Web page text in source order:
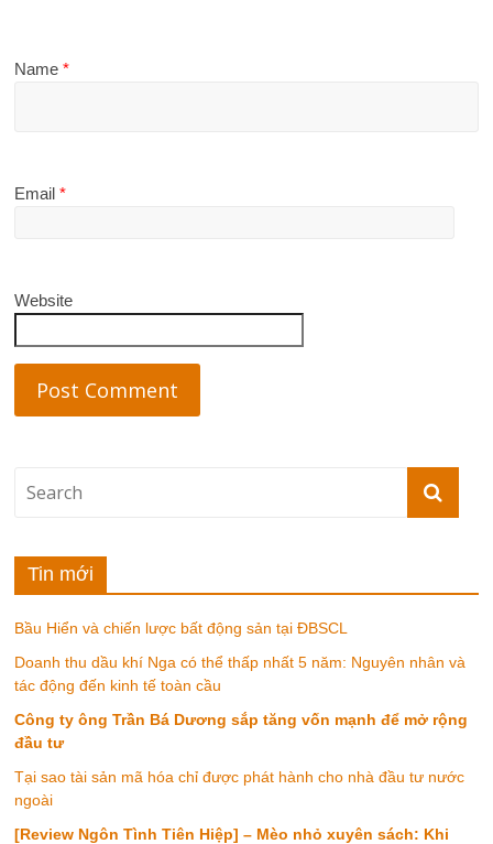
Name*
Email*
Website
Tin mới
Bầu Hiển và chiến lược bất động sản tại ĐBSCL
Doanh thu dầu khí Nga có thể thấp nhất 5 năm: Nguyên nhân và
tác động đến kinh tế toàn cầu
Công ty ông Trần Bá Dương sắp tăng vốn mạnh để mở rộng
đầu tư
Tại sao tài sản mã hóa chỉ được phát hành cho nhà đầu tư nước
ngoài
[Review Ngôn Tình Tiên Hiệp] – Mèo nhỏ xuyên sách: Khi